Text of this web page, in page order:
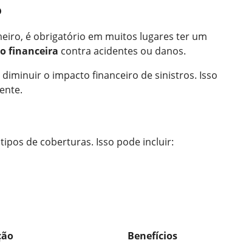
é obrigatório em muitos lugares ter um
financeira contra acidentes ou danos.
o impacto financeiro de sinistros. Isso
de coberturas. Isso pode incluir:
Benefícios